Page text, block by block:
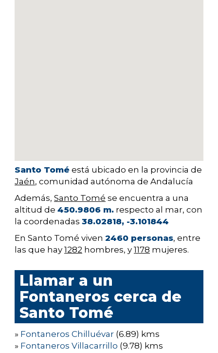
Santo Tomé está ubicado en la provincia de
Jaén, comunidad autónoma de Andalucía
Además, Santo Tomé se encuentra a una
altitud de 450.9806 m. respecto al mar, con
la coordenadas 38.02818, -3.101844
En Santo Tomé viven 2460 personas, entre
las que hay 1282 hombres, y 1178 mujeres.
Llamar a un
Fontaneros cerca de
Santo Tomé
» Fontaneros Chilluévar (6.89) kms
» Fontaneros Villacarrillo (9.78) kms